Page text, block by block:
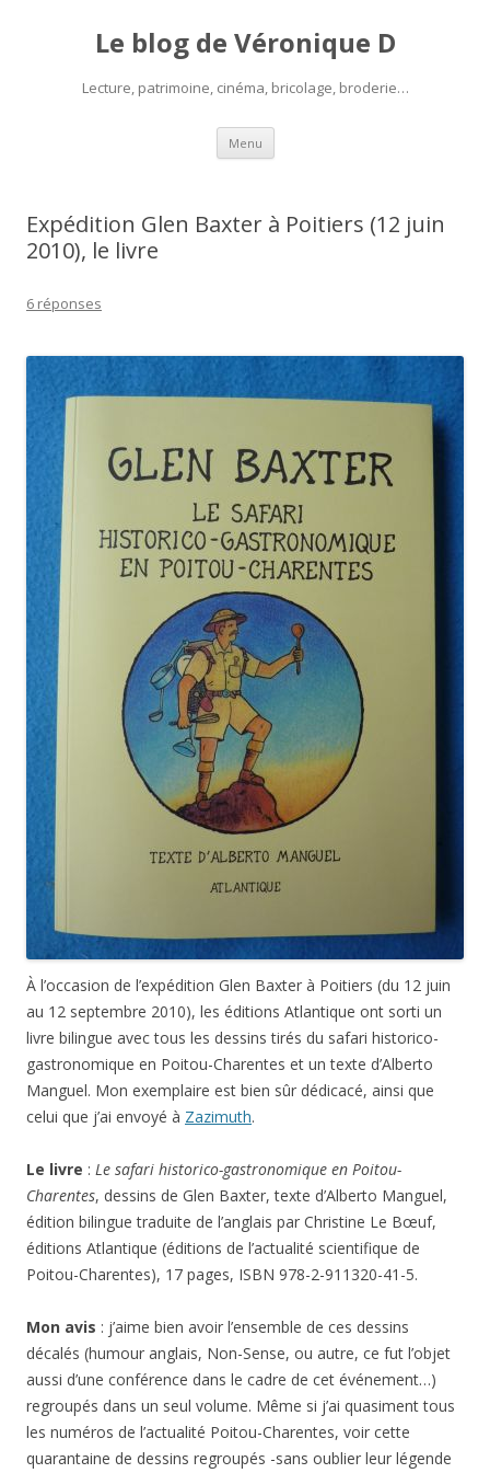
Le blog de Véronique D
Lecture, patrimoine, cinéma, bricolage, broderie…
Menu Aller
contenu
Expédition Glen Baxter à Poitiers (12 juin
2010), le livre
6 réponses
À l’occasion de l’expédition Glen Baxter à Poitiers (du 12 juin
au 12 septembre 2010), les éditions Atlantique ont sorti un
livre bilingue avec tous les dessins tirés du safari historico-
gastronomique en Poitou-Charentes et un texte d’Alberto
Manguel. Mon exemplaire est bien sûr dédicacé, ainsi que
celui que j’ai envoyé à Zazimuth.
Le livre : Le safari historico-gastronomique en Poitou-
Charentes, dessins de Glen Baxter, texte d’Alberto Manguel,
édition bilingue traduite de l’anglais par Christine Le Bœuf,
éditions Atlantique (éditions de l’actualité scientifique de
Poitou-Charentes), 17 pages, ISBN 978-2-911320-41-5.
Mon avis : j’aime bien avoir l’ensemble de ces dessins
décalés (humour anglais, Non-Sense, ou autre, ce fut l’objet
aussi d’une conférence dans le cadre de cet événement…)
regroupés dans un seul volume. Même si j’ai quasiment tous
les numéros de l’actualité Poitou-Charentes, voir cette
quarantaine de dessins regroupés -sans oublier leur légende